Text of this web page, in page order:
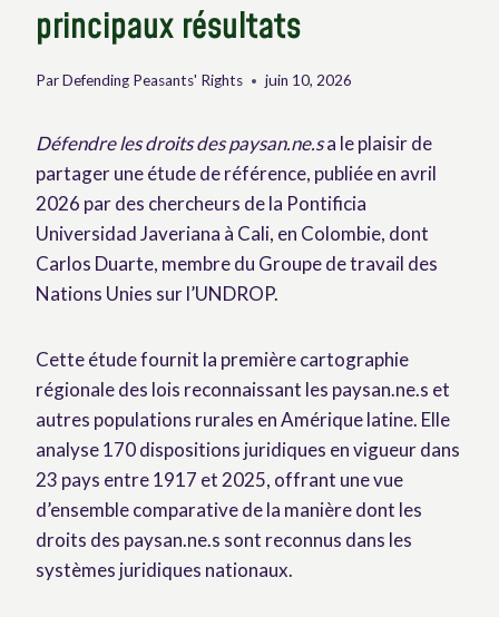
principaux résultats
ParDefending Peasants' Rights juin 10, 2026
Défendre les droits des paysan.ne.sa le plaisir de
partager une étude de référence, publiée en avril
2026 par des chercheurs de la Pontificia
Universidad Javeriana à Cali, en Colombie, dont
Carlos Duarte, membre du Groupe de travail des
Nations Unies sur l’UNDROP.
Cette étude fournit la première cartographie
régionale des lois reconnaissant les paysan.ne.s et
autres populations rurales en Amérique latine. Elle
analyse 170 dispositions juridiques en vigueur dans
23 pays entre 1917 et 2025, offrant une vue
d’ensemble comparative de la manière dont les
droits des paysan.ne.s sont reconnus dans les
systèmes juridiques nationaux.